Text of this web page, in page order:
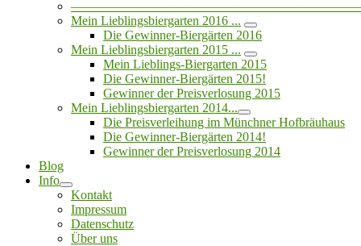
Mein Lieblingsbiergarten 2016 ...
Die Gewinner-Biergärten 2016
Mein Lieblingsbiergarten 2015 ...
Mein Lieblings-Biergarten 2015
Die Gewinner-Biergärten 2015!
Gewinner der Preisverlosung 2015
Mein Lieblingsbiergarten 2014...
Die Preisverleihung im Münchner Hofbräuhaus
Die Gewinner-Biergärten 2014!
Gewinner der Preisverlosung 2014
Blog
Info
Kontakt
Impressum
Datenschutz
Über uns